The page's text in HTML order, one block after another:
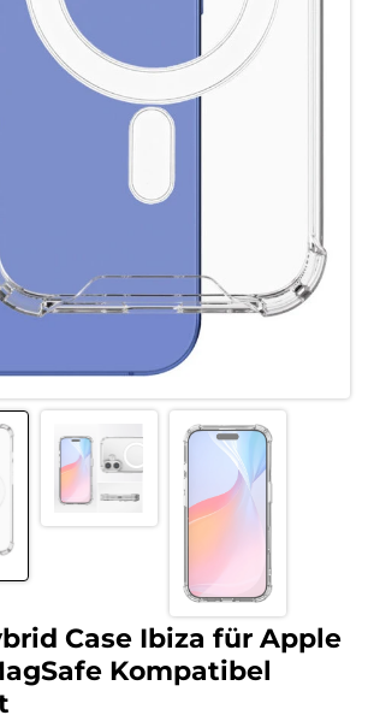
Case Ibiza für Apple
Kompatibel